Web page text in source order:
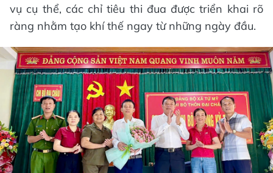
vụ cụ thể, các chỉ tiêu thi đua được triển khai rõ
ràng nhằm tạo khí thế ngay từ những ngày đầu.